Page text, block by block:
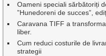
Oameni speciali sărbătoriți
”Hunedoreni de succes”,
Caravana TIFF a
liber.
Cum reduci costurile de
strategii